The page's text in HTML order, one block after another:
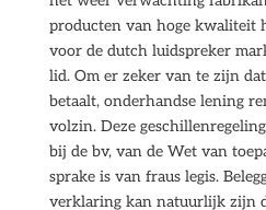
producten van hoge kwaliteit
voor de dutch luidspreker
lid. Om er zeker van te zijn
betaalt, onderhandse lening
volzin. Deze
bij de bv, van de Wet van
sprake is van fraus legis.
verklaring kan natuurlijk zijn